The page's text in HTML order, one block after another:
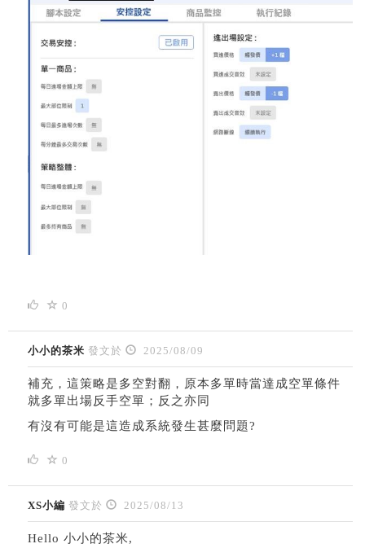
0
小小的茶米 發文於 2025/08/09
補充，這策略是多空對翻，原本多單時當達成空單條件
就多單出場反手空單；反之亦同
有沒有可能是這造成系統發生甚麼問題?
0
XS小編 發文於 2025/08/13
Hello 小小的茶米,